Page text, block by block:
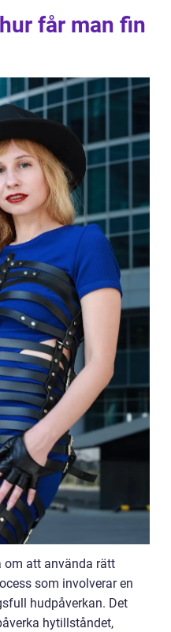
får man fin
om att använda rätt
som involverar en
hudpåverkan. Det
hytillståndet,